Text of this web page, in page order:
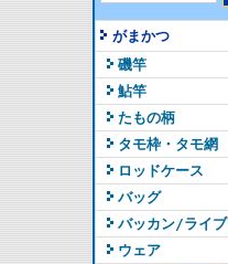
がまかつ
磯竿
鮎竿
たもの柄
タモ枠・タモ網
ロッドケース
バッグ
バッカン/ライ
ウェア